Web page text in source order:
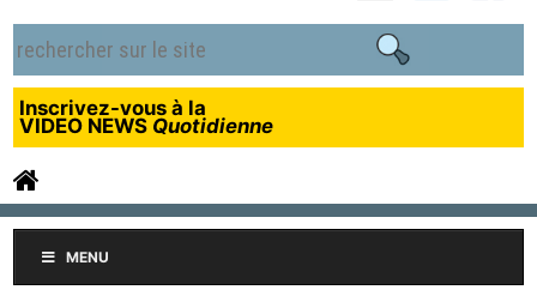
Inscrivez-vous à la
VIDEO NEWS Quotidienne
MENU